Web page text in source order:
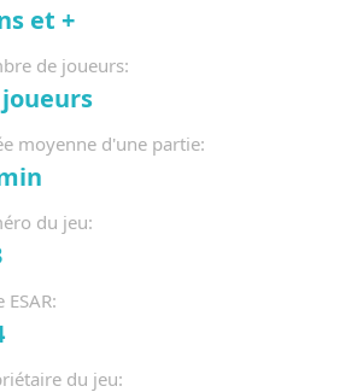
et +
de joueurs:
joueurs
moyenne d'une partie:
du jeu:
ESAR:
du jeu: